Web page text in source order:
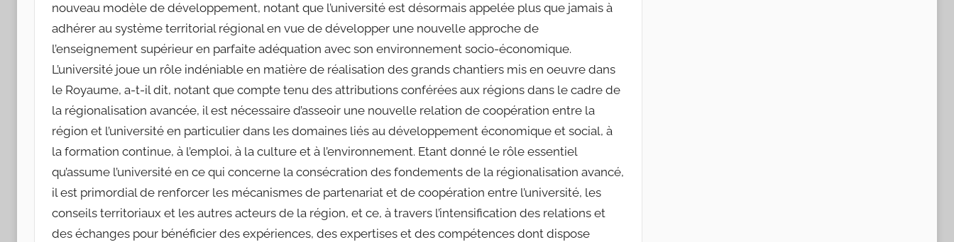
nouveau modèle de développement, notant que l’université est désormais appelée plus que jamais à
adhérer au système territorial régional en vue de développer une nouvelle approche de
l’enseignement supérieur en parfaite adéquation avec son environnement socio-économique.
L’université joue un rôle indéniable en matière de réalisation des grands chantiers mis en oeuvre dans
le Royaume, a-t-il dit, notant que compte tenu des attributions conférées aux régions dans le cadre de
la régionalisation avancée, il est nécessaire d’asseoir une nouvelle relation de coopération entre la
région et l’université en particulier dans les domaines liés au développement économique et social, à
la formation continue, à l’emploi, à la culture et à l’environnement. Etant donné le rôle essentiel
qu’assume l’université en ce qui concerne la consécration des fondements de la régionalisation avancé,
il est primordial de renforcer les mécanismes de partenariat et de coopération entre l’université, les
conseils territoriaux et les autres acteurs de la région, et ce, à travers l’intensification des relations et
des échanges pour bénéficier des expériences, des expertises et des compétences dont dispose